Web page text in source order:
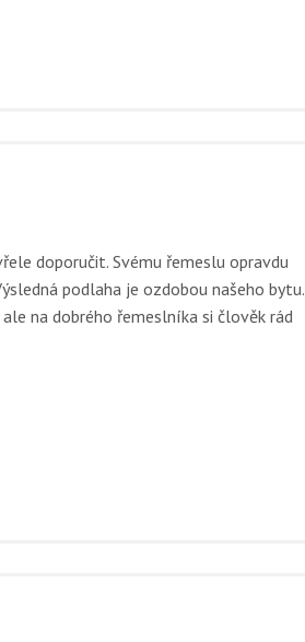
doporučit. Svému řemeslu opravdu
podlaha je ozdobou našeho bytu.
na dobrého řemeslníka si člověk rád